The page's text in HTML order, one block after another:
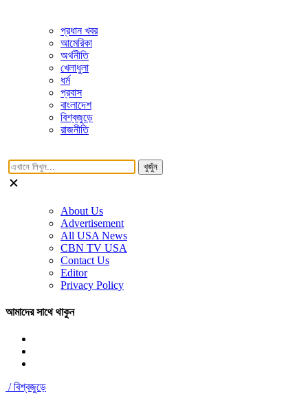
প্রধান খবর
আমেরিকা
অর্থনীতি
খেলাধুলা
ধর্ম
প্রবাস
বাংলাদেশ
বিশ্বজুড়ে
রাজনীতি
খুজুঁন
About Us
Advertisement
All USA News
CBN TV USA
Contact Us
Editor
Privacy Policy
আমাদের সাথে থাকুন
/বিশ্বজুড়ে